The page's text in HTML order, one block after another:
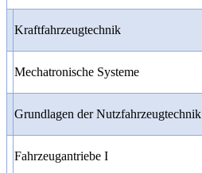
Kraftfahrzeugtechnik
Mechatronische Systeme
Grundlagen der Nutzfahrzeugtechnik
Fahrzeugantriebe I